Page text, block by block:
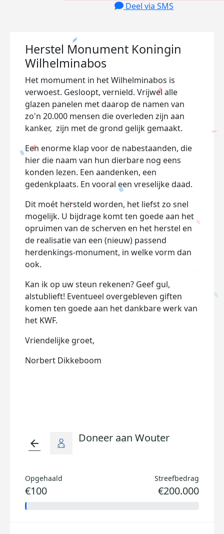
Deel via SMS
Herstel Monument Koningin
Wilhelminabos
Het momument in het Wilhelminabos is
verwoest. Gesloopt, vernield. Vrijwel alle
glazen panelen met daarop de namen van
zo'n 20.000 mensen die overleden zijn aan
kanker, zijn met de grond gelijk gemaakt.
Een enorme klap voor de nabestaanden, die
hier die naam van hun dierbare nog eens
konden lezen. Een aandenken, een
gedenkplaats. En vooral een vreselijke daad.
Dit moét hersteld worden, het liefst zo snel
mogelijk. U bijdrage komt ten goede aan het
opruimen van de scherven en het herstel en
de realisatie van een (nieuw) passend
herdenkings-monument, in welke vorm dan
ook.
Kan ik op uw steun rekenen? Geef gul,
alstublieft! Eventueel overgebleven giften
komen ten goede aan het dankbare werk van
het KWF.
Vriendelijke groet,
Norbert Dikkeboom
arrow_back Doneer aan Wouter
Opgehaald
€100
Streefbedrag
€200.000